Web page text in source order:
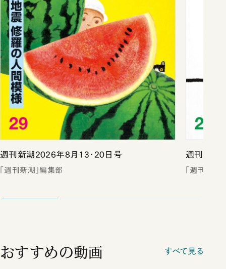
週刊新潮2026年8月13・20日号
「週刊新潮」編集部
週刊新潮
「週刊新潮
おすすめの動画 すべて見る